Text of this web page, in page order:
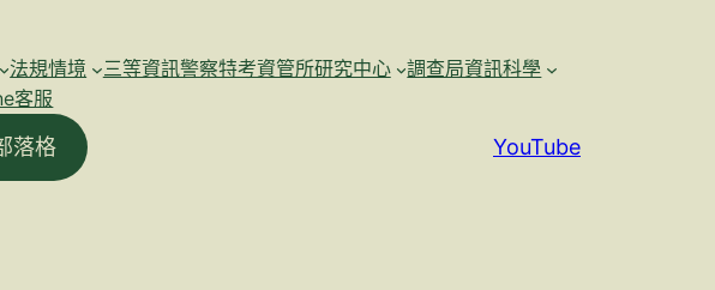
法規情境 三等資訊警察特考資管所研究中心
調查局資訊科學
客服
落格 YouTube